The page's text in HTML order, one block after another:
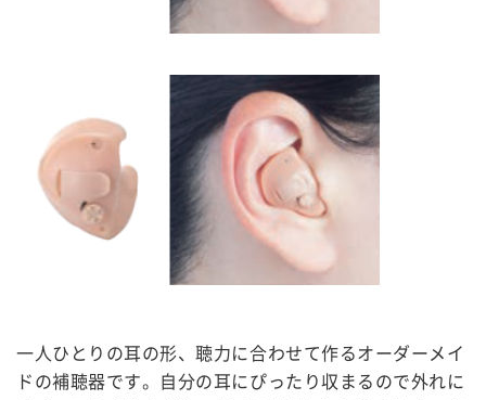
一人ひとりの耳の形、聴力に合わせて作るオーダーメイ
ドの補聴器です。自分の耳にぴったり収まるので外れに